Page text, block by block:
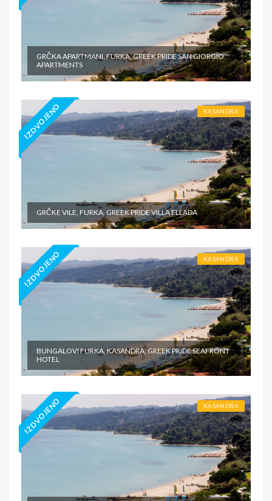
GRČKA APARTMANI, FURKA, GREEK PRIDE SAN GIORGIO
APARTMENTS
IZDVOJENO KASANDRA
GRČKE VILE, FURKA, GREEK PRIDE VILLA ELLADA
IZDVOJENO KASANDRA
BUNGALOVI FURKA, KASANDRA, GREEK PRIDE SEAFRONT
HOTEL
IZDVOJENO KASANDRA